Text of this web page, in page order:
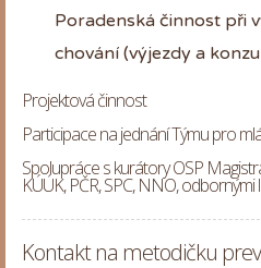
Poradenská činnost při
chování (výjezdy a
Projektová činnost
Participace na jednání Týmu pro
Spolupráce s kurátory OSP
KÚÚK, PČR, SPC, NNO, odbornými
Kontakt na metodičku